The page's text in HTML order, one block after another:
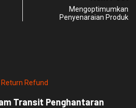
Mengoptimumkan
Penyenaraian Produk
Transit Penghantaran